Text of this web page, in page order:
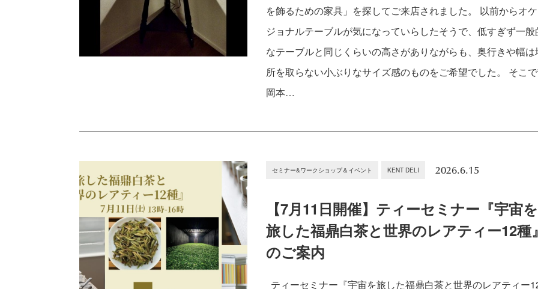
を飾るための家具」を探してご来店されました。 以前からオ
ジョナルテーブルが気になっていらしたそうで、低すぎず一般
なテーブルと同じくらいの高さがありながらも、奥行きや幅は
所を取らない小ぶりなサイズ感のものをご希望でした。 そこ
岡本…
セミナー&ワークショップ＆イベント KENT DELI 2026.6.15
【7月11日開催】ティーセミナー『宇宙を
旅した福鼎白茶と世界のレアティー12種』
のご案内
ティーセミナー『宇宙を旅した福鼎白茶と世界のレアティー